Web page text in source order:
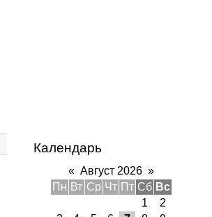
Календарь
« Август 2026 »
Пн Вт Ср Чт Пт Сб Вс
1
2